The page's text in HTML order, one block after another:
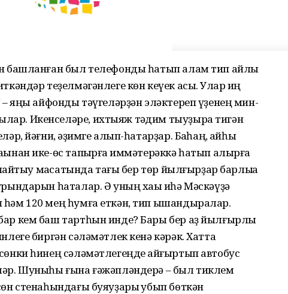
башланған был телефонды һатып алам тип айлыҡ
теҙелмәгәнлеге көн кеүек асыҡ. Улар иң
яңы айфонды тәүгеләрҙән эләктереп үҙенең мин-
Икенселәре, ихтыяж тәҡдим тыуҙыра тигән
йәғни, ҡәҙимге алып-һатарҙар. Баҡһаң, ҡайһы
ике-өс тапҡырға ҡиммәтерәккә һатып алырға
маҡсатында тағы бер төр йылғырҙар барлыҡҡа
һаталар. Ә уның хаҡы иһә Мәскәүҙә
һәм 120 мең һумға еткән, тип ышандыралар.
кем баш тартһын инде? Бары бер аҙ йылғырлыҡ
биргән сәләмәтлек кенә кәрәк. Хатта
һинең сәләмәтлегеңде ҡайғыртып автобус
Шуныһы ғына ғәжәпләндерә – был тиклем
стенаһындағы буяуҙары ҡубып бөткән